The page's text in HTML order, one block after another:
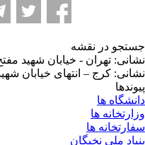
در نقشه
تهران - خیابان شهید مفتح
کرج – انتهای خیابان
ها
ها
ها
ملی نخبگان